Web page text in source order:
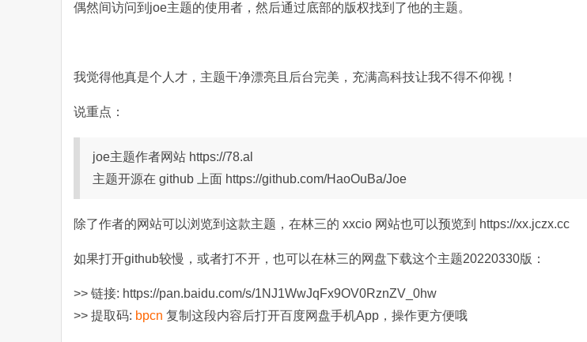
偶然间访问到joe主题的使用者，然后通过底部的版权找到了他的主题。
我觉得他真是个人才，主题干净漂亮且后台完美，充满高科技让我不得不仰视！
说重点：
joe主题作者网站 https://78.al
主题开源在 github 上面 https://github.com/HaoOuBa/Joe
除了作者的网站可以浏览到这款主题，在林三的 xxcio 网站也可以预览到 https://xx.jczx.cc
如果打开github较慢，或者打不开，也可以在林三的网盘下载这个主题20220330版：
>> 链接: https://pan.baidu.com/s/1NJ1WwJqFx9OV0RznZV_0hw
>> 提取码: bpcn 复制这段内容后打开百度网盘手机App，操作更方便哦